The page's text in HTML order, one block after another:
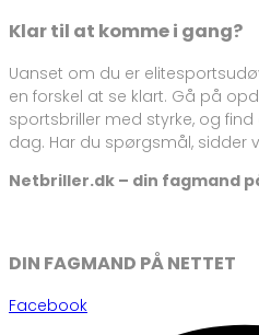
Klar til at komme i gang?
Uanset om du er
en forskel at se klart. Gå på
sportsbriller med styrke, og
dag. Har du spørgsmål, sidder
Netbriller.dk – din fagmand
DIN FAGMAND PÅ NETTET
Facebook